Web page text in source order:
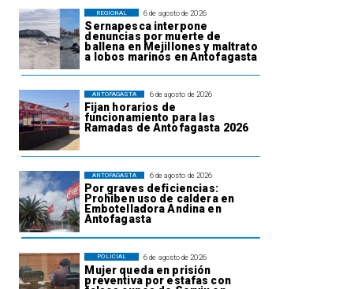
6 de agosto de 2026
Sernapesca interpone
denuncias por muerte de
ballena en Mejillones y maltrato
a lobos marinos en Antofagasta
REGIONAL
6 de agosto de 2026
Fijan horarios de
funcionamiento para las
Ramadas de Antofagasta 2026
ANTOFAGASTA
6 de agosto de 2026
Por graves deficiencias:
Prohiben uso de caldera en
Embotelladora Andina en
Antofagasta
ANTOFAGASTA
6 de agosto de 2026
Mujer queda en prisión
preventiva por estafas con
POLICIAL